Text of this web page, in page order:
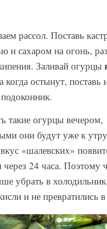
рассол. Поставь
и сахаром на огонь,
Заливай огурцы
когда остынут, поставь
такие огурцы вечером,
они будут уже к
«шалевских»
24 часа. Поэтому
убрать в
и не превратились